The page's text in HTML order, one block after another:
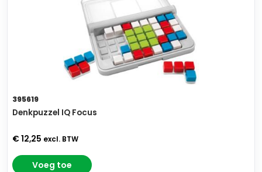
395619
Denkpuzzel IQ Focus
€ 12,25 excl. BTW
Voeg toe